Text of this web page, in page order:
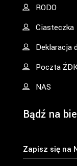
RODO
Ciasteczka
Deklaracja
Poczta
NAS
Bądź na